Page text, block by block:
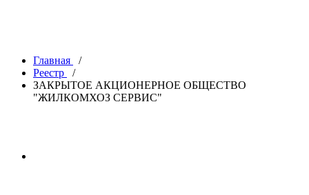
Главная
/
Реестр
/
ЗАКРЫТОЕ АКЦИОНЕРНОЕ ОБЩЕСТВО
"ЖИЛКОМХОЗ СЕРВИС"